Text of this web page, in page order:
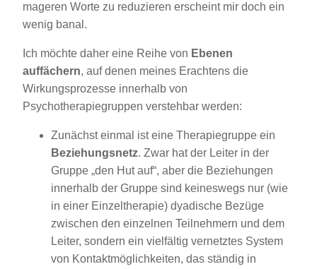
mageren Worte zu reduzieren erscheint mir doch ein
wenig banal.
Ich möchte daher eine Reihe von Ebenen
auffächern, auf denen meines Erachtens die
Wirkungsprozesse innerhalb von
Psychotherapiegruppen verstehbar werden:
Zunächst einmal ist eine Therapiegruppe ein
Beziehungsnetz. Zwar hat der Leiter in der
Gruppe „den Hut auf“, aber die Beziehungen
innerhalb der Gruppe sind keineswegs nur (wie
in einer Einzeltherapie) dyadische Bezüge
zwischen den einzelnen Teilnehmern und dem
Leiter, sondern ein vielfältig vernetztes System
von Kontaktmöglichkeiten, das ständig in